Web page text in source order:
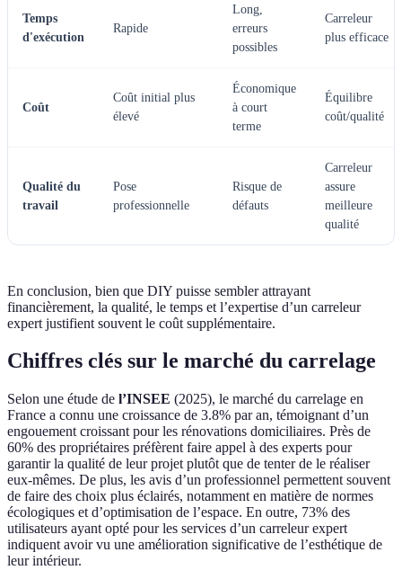
Temps
d'exécution
Rapide
Long,
erreurs
possibles
Carreleur
plus efficace
Coût
Coût initial plus
élevé
Économique
à court
terme
Équilibre
coût/qualité
Qualité du
travail
Pose
professionnelle
Risque de
défauts
Carreleur
assure
meilleure
qualité
En conclusion, bien que DIY puisse sembler attrayant
financièrement, la qualité, le temps et l’expertise d’un carreleur
expert justifient souvent le coût supplémentaire.
Chiffres clés sur le marché du carrelage
Selon une étude de l’INSEE (2025), le marché du carrelage en
France a connu une croissance de 3.8% par an, témoignant d’un
engouement croissant pour les rénovations domiciliaires. Près de
60% des propriétaires préfèrent faire appel à des experts pour
garantir la qualité de leur projet plutôt que de tenter de le réaliser
eux-mêmes. De plus, les avis d’un professionnel permettent souvent
de faire des choix plus éclairés, notamment en matière de normes
écologiques et d’optimisation de l’espace. En outre, 73% des
utilisateurs ayant opté pour les services d’un carreleur expert
indiquent avoir vu une amélioration significative de l’esthétique de
leur intérieur.